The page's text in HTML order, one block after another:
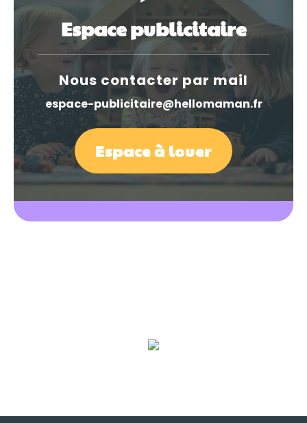
Espace publicitaire
Nous contacter par mail
espace-publicitaire@hellomaman.fr
Espace à louer